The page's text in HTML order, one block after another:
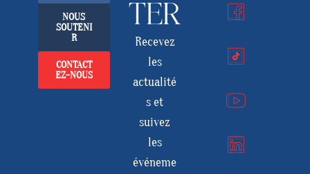
NOUS
SOUTENI
R
CONTACT
EZ-NOUS
TER
Recevez
les
actualité
s et
suivez
les
événeme